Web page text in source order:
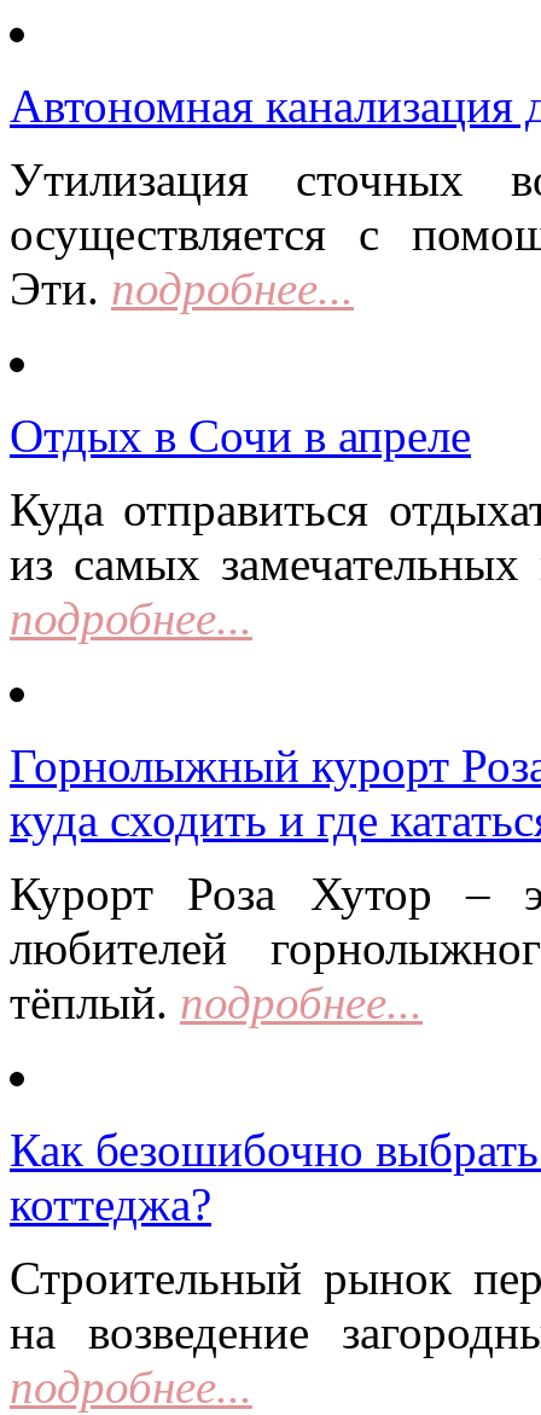
Автономная канализация
Утилизация сточных
осуществляется с
Эти. подробнее...
Отдых в Сочи в апреле
Куда отправиться
из самых замечательных
подробнее...
Горнолыжный курорт
куда сходить и где
Курорт Роза Хутор –
любителей
тёплый. подробнее...
Как безошибочно
коттеджа?
Строительный рынок
на возведение
подробнее...